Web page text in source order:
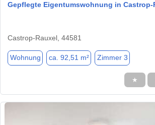
Gepflegte Eigentumswohnung in Castrop-
Castrop-Rauxel, 44581
Wohnung ca. 92,51 m² Zimmer 3
★